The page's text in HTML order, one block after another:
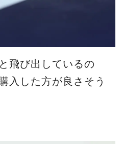
飛び出しているの
入した方が良さそう